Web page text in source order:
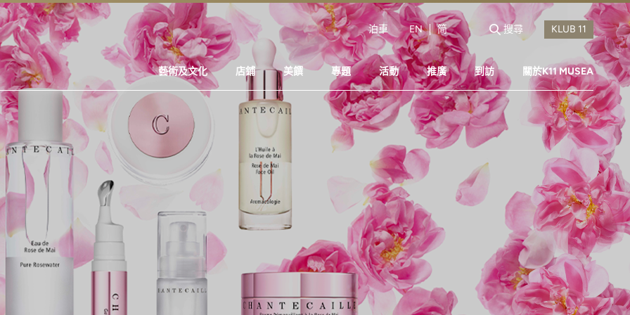
泊車 EN 简 搜尋
藝術及文化 店鋪 美饌 專題 活動 推廣 到訪 關於K11 MUSEA